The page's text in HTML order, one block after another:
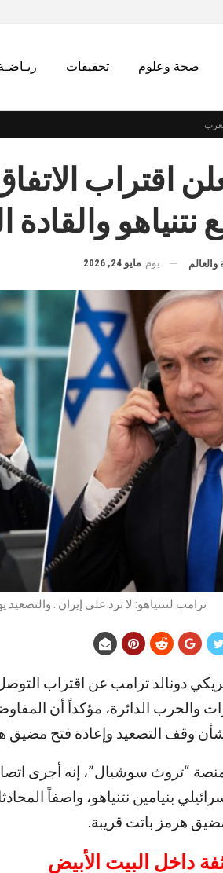
صحة وعلوم تحقيقات
اقتراب
والقادة
يوم مايو 24, 2026
ترامب لنتنياهو: لا ترد على إيران.. والتصعيد
دونالد ترامب عن اقتراب التوصل
والحرب الدائرة، مؤكداً أن
وقف التصعيد وإعادة فتح مضيق
“تروث سوشيال”، إنه أجرى
بنيامين نتنياهو، واصفاً
هرمز باتت قريبة.
داخل البيت الأبيض